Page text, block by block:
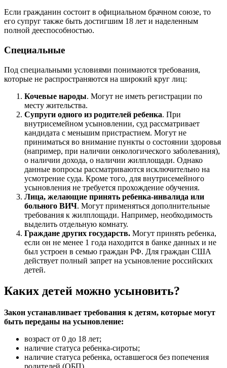
Если гражданин состоит в официальном брачном союзе, то
его супруг также быть достигшим 18 лет и наделенным
полной дееспособностью.
Специальные
Под специальными условиями понимаются требования,
которые не распространяются на широкий круг лиц:
Кочевые народы. Могут не иметь регистрации по
месту жительства.
Супруги одного из родителей ребенка. При
внутрисемейном усыновлении, суд рассматривает
кандидата с меньшим пристрастием. Могут не
приниматься во внимание пункты о состоянии здоровья
(например, при наличии онкологического заболевания),
о наличии дохода, о наличии жилплощади. Однако
данные вопросы рассматриваются исключительно на
усмотрение суда. Кроме того, для внутрисемейного
усыновления не требуется прохождение обучения.
Лица, желающие принять ребенка-инвалида или
больного ВИЧ. Могут применяться дополнительные
требования к жилплощади. Например, необходимость
выделить отдельную комнату.
Граждане других государств. Могут принять ребенка,
если он не менее 1 года находится в банке данных и не
был устроен в семью граждан РФ. Для граждан США
действует полный запрет на усыновление российских
детей.
Каких детей можно усыновить?
Закон устанавливает требования к детям, которые могут
быть переданы на усыновление:
возраст от 0 до 18 лет;
наличие статуса ребенка-сироты;
наличие статуса ребенка, оставшегося без попечения